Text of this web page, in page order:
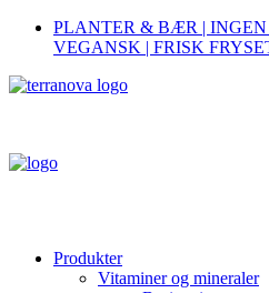
PLANTER & BÆR | INGEN
VEGANSK | FRISK
Produkter
Vitaminer og mineraler